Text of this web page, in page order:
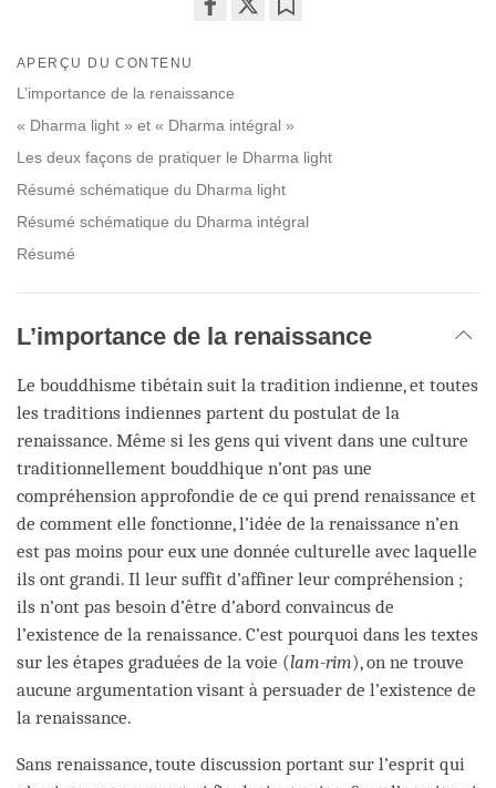
APERÇU DU CONTENU
L’importance de la renaissance
« Dharma light » et « Dharma intégral »
Les deux façons de pratiquer le Dharma light
Résumé schématique du Dharma light
Résumé schématique du Dharma intégral
Résumé
L’importance de la renaissance
Le bouddhisme tibétain suit la tradition indienne, et toutes
les traditions indiennes partent du postulat de la
renaissance. Même si les gens qui vivent dans une culture
traditionnellement bouddhique n’ont pas une
compréhension approfondie de ce qui prend renaissance et
de comment elle fonctionne, l’idée de la renaissance n’en
est pas moins pour eux une donnée culturelle avec laquelle
ils ont grandi. Il leur suffit d’affiner leur compréhension ;
ils n’ont pas besoin d’être d’abord convaincus de
l’existence de la renaissance. C’est pourquoi dans les textes
sur les étapes graduées de la voie (lam-rim), on ne trouve
aucune argumentation visant à persuader de l’existence de
la renaissance.
Sans renaissance, toute discussion portant sur l’esprit qui